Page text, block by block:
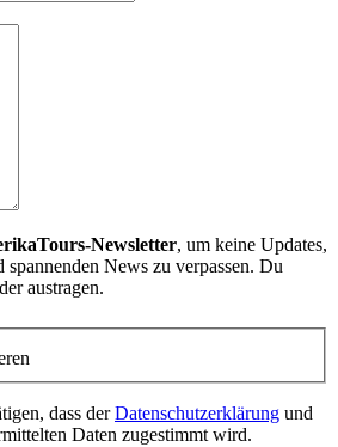
Newsletter, um keine Updates,
News zu verpassen. Du
austragen.
dass derDatenschutzerklärung und
Daten zugestimmt wird.